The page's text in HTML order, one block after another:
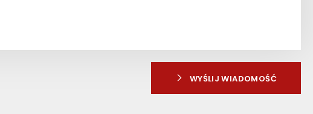
WYŚLIJ WIADOMOŚĆ